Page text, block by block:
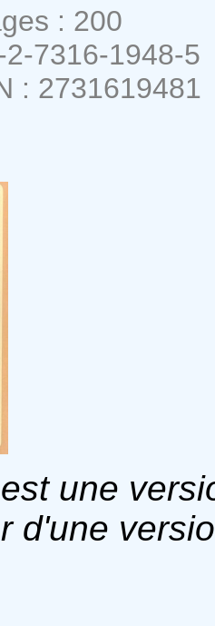
: 200
7316-1948-5
: 2731619481
une
d'une